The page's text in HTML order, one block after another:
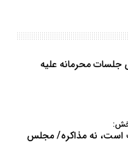
جلسات محرمانه علیه
است، نه مذاکره/ مجلس